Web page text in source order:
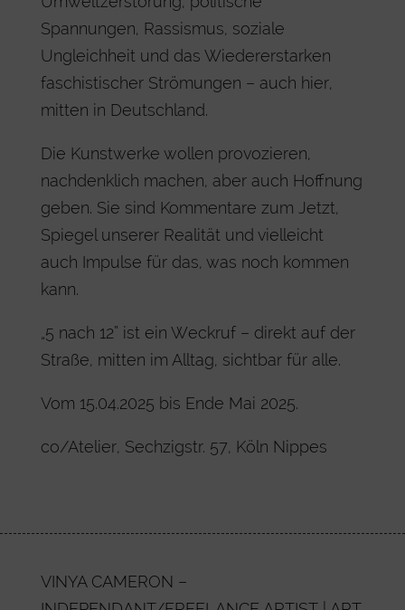
Spannungen, Rassismus, soziale
Ungleichheit und das Wiedererstarken
faschistischer Strömungen – auch hier,
mitten in Deutschland.
Die Kunstwerke wollen provozieren,
nachdenklich machen, aber auch Hoffnung
geben. Sie sind Kommentare zum Jetzt,
Spiegel unserer Realität und vielleicht
auch Impulse für das, was noch kommen
kann.
„5 nach 12“ ist ein Weckruf – direkt auf der
Straße, mitten im Alltag, sichtbar für alle.
Vom 15.04.2025 bis Ende Mai 2025.
co/Atelier, Sechzigstr. 57, Köln Nippes
VINYA CAMERON –